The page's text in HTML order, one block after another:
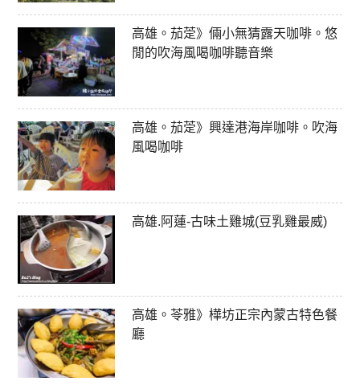
高雄。茄萣》倆小無猜露天咖啡。悠
閒的吹海風喝咖啡聽音樂
高雄。茄萣》興達港海岸咖啡。吹海
風喝咖啡
高雄.阿蓮-古味土雞城(豆乳雞最威)
高雄。苓雅》樺坊正宗內蒙古特色餐
廳